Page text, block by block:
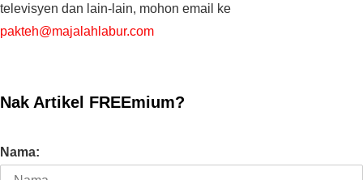
televisyen dan lain-lain, mohon email ke
pakteh@majalahlabur.com
Nak Artikel FREEmium?
Nama: